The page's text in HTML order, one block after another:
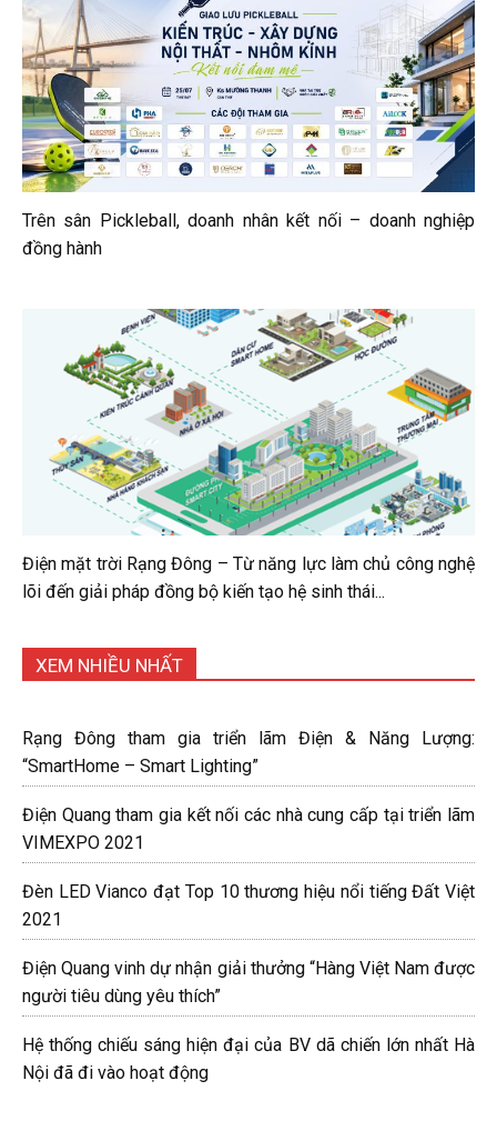
Trên sân Pickleball, doanh nhân kết nối – doanh nghiệp
đồng hành
Điện mặt trời Rạng Đông – Từ năng lực làm chủ công nghệ
lõi đến giải pháp đồng bộ kiến tạo hệ sinh thái...
XEM NHIỀU NHẤT
Rạng Đông tham gia triển lãm Điện & Năng Lượng:
“SmartHome – Smart Lighting”
Điện Quang tham gia kết nối các nhà cung cấp tại triển lãm
VIMEXPO 2021
Đèn LED Vianco đạt Top 10 thương hiệu nổi tiếng Đất Việt
2021
Điện Quang vinh dự nhận giải thưởng “Hàng Việt Nam được
người tiêu dùng yêu thích”
Hệ thống chiếu sáng hiện đại của BV dã chiến lớn nhất Hà
Nội đã đi vào hoạt động